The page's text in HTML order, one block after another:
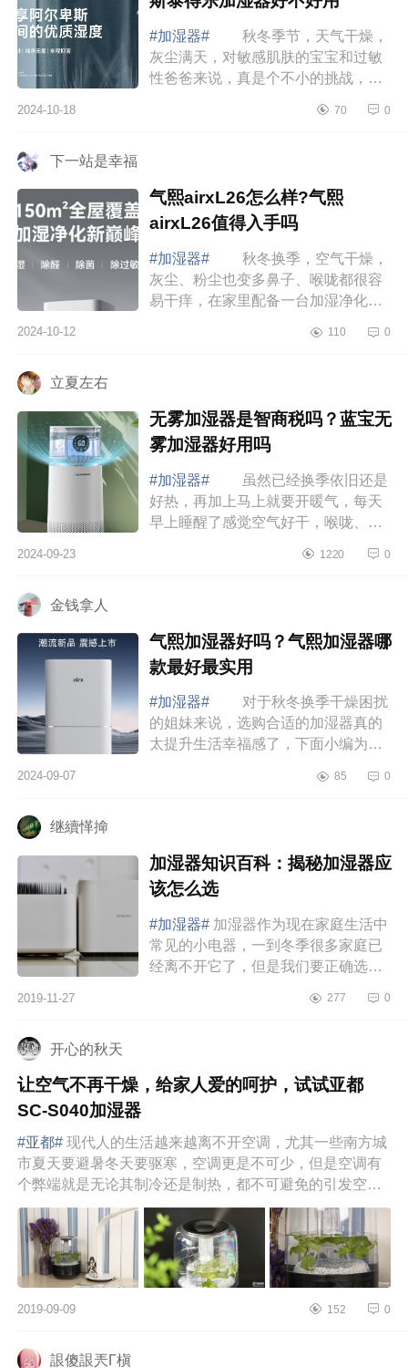
#加湿器#
秋冬季节，天气干燥，
灰尘满天，对敏感肌肤的宝宝和过敏
性爸爸来说，真是个不小的挑战，还
为大家介绍下斯泰得乐加湿器哪款性
2024-10-18 70 0
下一站是幸福
气熙airxL26怎么样?气熙
airxL26值得入手吗
#加湿器#
秋冬换季，空气干燥，
灰尘、粉尘也变多鼻子、喉咙都很容
易干痒，在家里配备一台加湿净化一
下气熙airxL26怎么样?气熙airxL26值
2024-10-12 110 0
立夏左右
无雾加湿器是智商税吗？蓝宝无
雾加湿器好用吗
#加湿器#
虽然已经换季依旧还是
好热，再加上马上就要开暖气，每天
早上睡醒了感觉空气好干，喉咙、鼻
子呼哧呼哧的睡不踏实，早上醒了吧
2024-09-23 1220 0
金钱拿人
气熙加湿器好吗？气熙加湿器哪
款最好最实用
#加湿器#
对于秋冬换季干燥困扰
的姐妹来说，选购合适的加湿器真的
太提升生活幸福感了，下面小编为大
器哪款最好最实用 气熙加湿器好
2024-09-07 85 0
继續愅掵
加湿器知识百科：揭秘加湿器应
该怎么选
#加湿器# 加湿器作为现在家庭生活中
常见的小电器，一到冬季很多家庭已
经离不开它了，但是我们要正确选购
的天气，提高空气的湿度会缓解皮肤
2019-11-27 277 0
开心的秋天
让空气不再干燥，给家人爱的呵护，试试亚都
SC-S040加湿器
#亚都# 现代人的生活越来越离不开空调，尤其一些南方城
市夏天要避暑冬天要驱寒，空调更是不可少，但是空调有
个弊端就是无论其制冷还是制热，都不可避免的引发空气
过分干燥，我们都...
2019-09-09 152 0
詪傻詪兲Γ槇